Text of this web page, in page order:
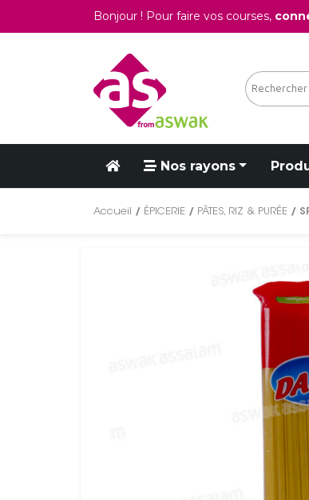
Bonjour ! Pour faire vos courses,
Nos rayons
Accueil / ÉPICERIE / PÂTES, RIZ & PURÉE /